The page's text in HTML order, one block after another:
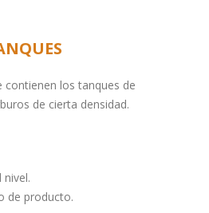
contienen los tanques de
de cierta densidad.
de producto.